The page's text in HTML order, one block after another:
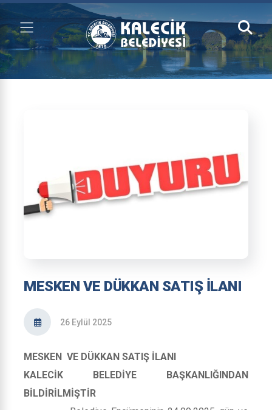
MESKEN VE DÜKKAN SATIŞ İLANI
26 Eylül 2025
MESKEN VE DÜKKAN SATIŞ İLANI
KALECİK BELEDİYE BAŞKANLIĞINDAN
BİLDİRİLMİŞTİR